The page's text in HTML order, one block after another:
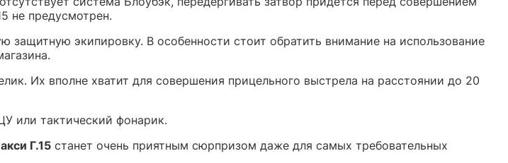
не предусмотрен.
экипировку. В особенности стоит обратить внимание на использование
Их вполне хватит для совершения прицельного выстрела на расстоянии до 20
или тактический фонарик.
Г.15 станет очень приятным сюрпризом даже для самых требовательных